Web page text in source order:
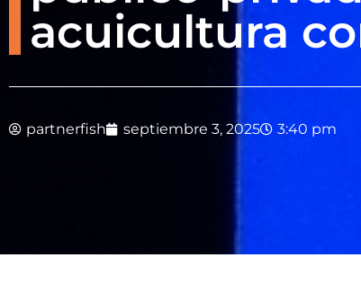
acuicultura
partnerfish septiembre 3, 2025 3:40 pm